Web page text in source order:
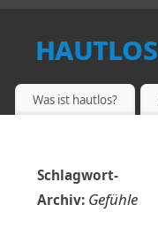
hautlos
Was ist hautlos?
Schlagwort-
Archiv: Gefühle